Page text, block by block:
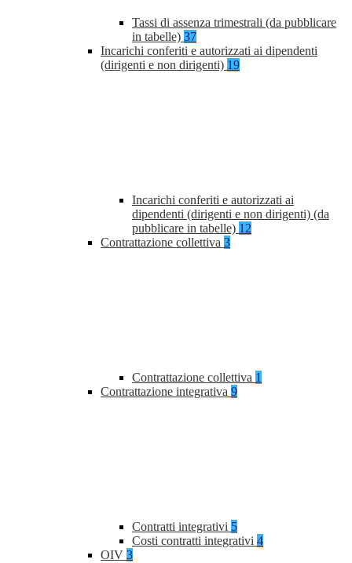
Tassi di assenza trimestrali (da pubblicare
in tabelle) 37
Incarichi conferiti e autorizzati ai dipendenti
(dirigenti e non dirigenti) 19
Incarichi conferiti e autorizzati ai
dipendenti (dirigenti e non dirigenti) (da
pubblicare in tabelle) 12
Contrattazione collettiva 3
Contrattazione collettiva 1
Contrattazione integrativa 9
Contratti integrativi 5
Costi contratti integrativi 4
OIV 3